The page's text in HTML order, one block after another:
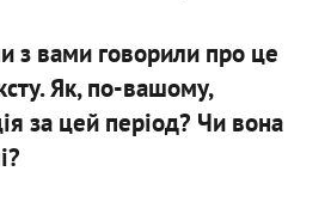
з вами говорили про це
Як, по-вашому,
за цей період? Чи вона